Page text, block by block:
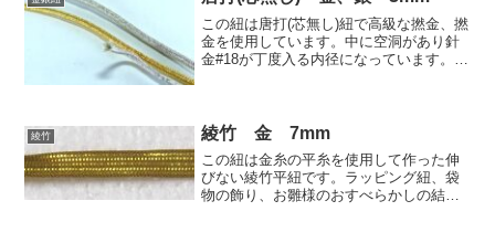
この紐は唐打(芯無し)紐で高級な撚金、撚
金を使用しています。中に空洞があり針
金#18が丁度入る内径になっています。ワ
綾竹 綾竹 金 7mm
この紐は金糸の平糸を使用して作った伸
びない綾竹平紐です。ラッピング紐、袋
物の飾り、お雛様のおすべらかしの結い